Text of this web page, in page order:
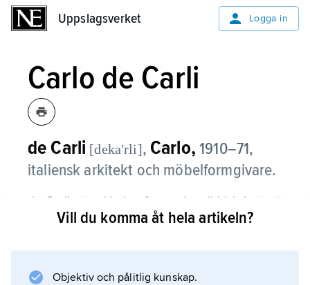
Uppslagsverket Logga in
Carlo de Carli
de Carli [dekaʹrli], Carlo, 1910–71,
italiensk arkitekt och möbelformgivare.
de Carli utvecklade efter andra världskriget ett
starkt skulpturalt formspråk i sina möbler, vilka
Vill du komma åt hela artikeln?
Objektiv och pålitlig kunskap.